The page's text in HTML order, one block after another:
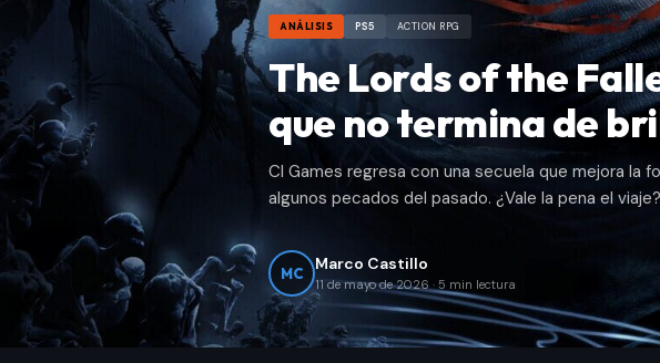
ANÁLISIS PS5 ACTION RPG
The Lords of the
que no termina de
CI Games regresa con una secuela que mejora la
algunos pecados del pasado. ¿Vale la pena el viaje?
MC Marco Castillo
11 de mayo de 2026·5 min lectura